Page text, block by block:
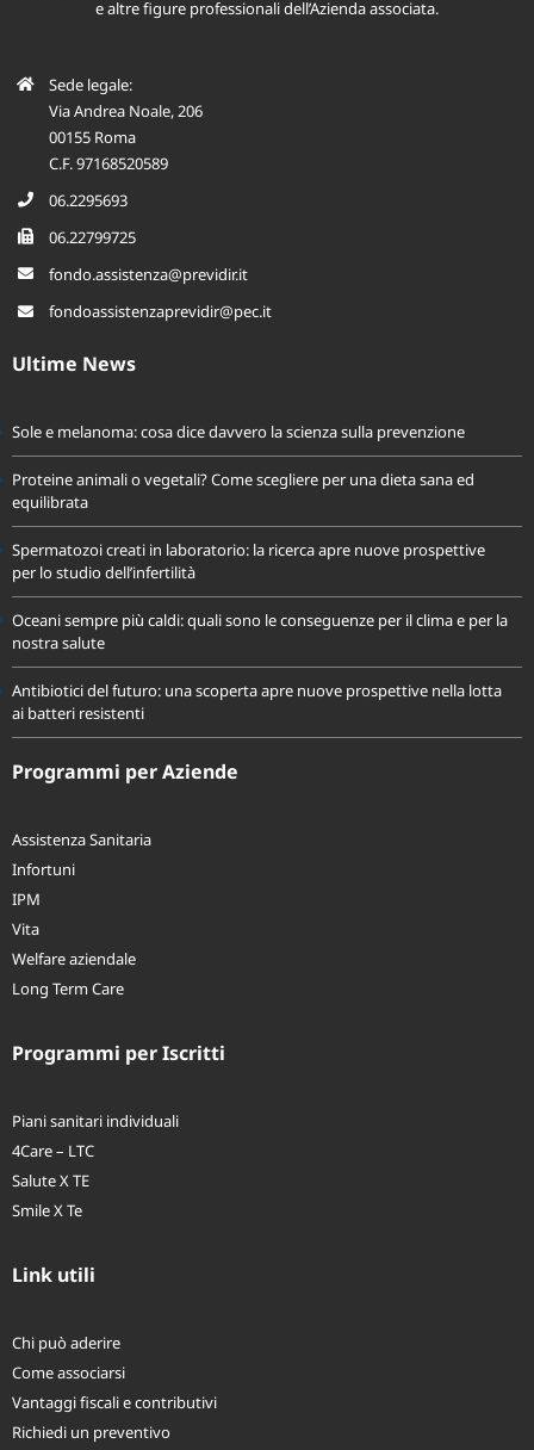
Programmi di natura assistenziale rivolti a dipendenti, collaboratori, soci
Sede legale:
Via Andrea Noale, 206
00155 Roma
C.F. 97168520589
06.2295693
06.22799725
fondo.assistenza@previdir.it
Proteine animali o vegetali? Come scegliere per una dieta sana ed
Spermatozoi creati in laboratorio: la ricerca apre nuove prospettive
Oceani sempre più caldi: quali sono le conseguenze per il clima e per la
Antibiotici del futuro: una scoperta apre nuove prospettive nella lotta
Assistenza Sanitaria
Infortuni
IPM
Vita
Welfare aziendale
Piani sanitari individuali
4Care – LTC
Salute X TE
Chi può aderire
Come associarsi
Vantaggi fiscali e contributivi